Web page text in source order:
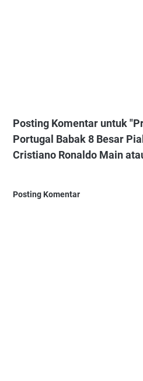
Posting Komentar untuk
Portugal Babak 8 Besar
Cristiano Ronaldo Main
Posting Komentar